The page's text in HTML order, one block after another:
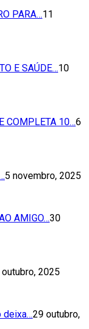
PARA…11
E SAÚDE…10
COMPLETA 10…6
5 novembro, 2025
AMIGO…30
2025
deixa…29 outubro,